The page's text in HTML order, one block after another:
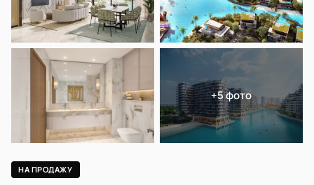
+5 фото
НА ПРОДАЖУ